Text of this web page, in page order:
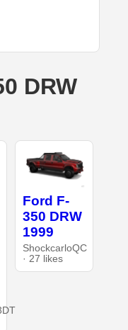
DRW
Ford F-
350 DRW
1999
ShockcarloQC
· 27 likes